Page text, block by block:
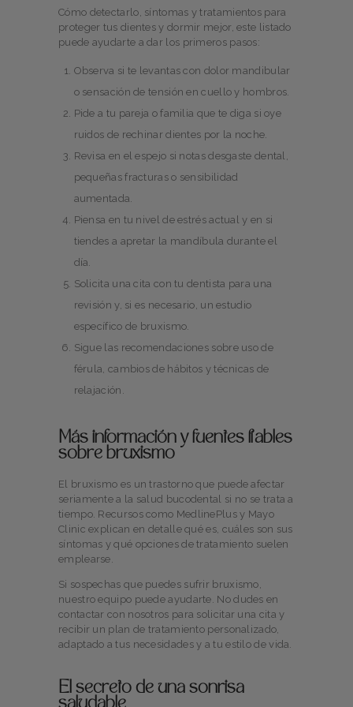
Cómo detectarlo, síntomas y tratamientos para
proteger tus dientes y dormir mejor, este listado
puede ayudarte a dar los primeros pasos:
Observa si te levantas con dolor mandibular
o sensación de tensión en cuello y hombros.
Pide a tu pareja o familia que te diga si oye
ruidos de rechinar dientes por la noche.
Revisa en el espejo si notas desgaste dental,
pequeñas fracturas o sensibilidad
aumentada.
Piensa en tu nivel de estrés actual y en si
tiendes a apretar la mandíbula durante el
día.
Solicita una cita con tu dentista para una
revisión y, si es necesario, un estudio
específico de bruxismo.
Sigue las recomendaciones sobre uso de
férula, cambios de hábitos y técnicas de
relajación.
Más información y fuentes fiables
sobre bruxismo
El bruxismo es un trastorno que puede afectar
seriamente a la salud bucodental si no se trata a
tiempo. Recursos como MedlinePlus y Mayo
Clinic explican en detalle qué es, cuáles son sus
síntomas y qué opciones de tratamiento suelen
emplearse.
Si sospechas que puedes sufrir bruxismo,
nuestro equipo puede ayudarte. No dudes en
contactar con nosotros para solicitar una cita y
recibir un plan de tratamiento personalizado,
adaptado a tus necesidades y a tu estilo de vida.
El secreto de una sonrisa